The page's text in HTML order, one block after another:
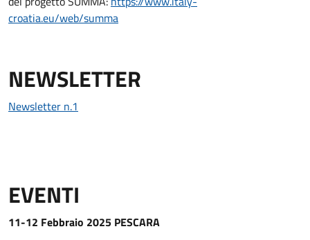
croatia.eu/web/summa
NEWSLETTER
Newsletter n.1
EVENTI
11-12 Febbraio 2025 PESCARA